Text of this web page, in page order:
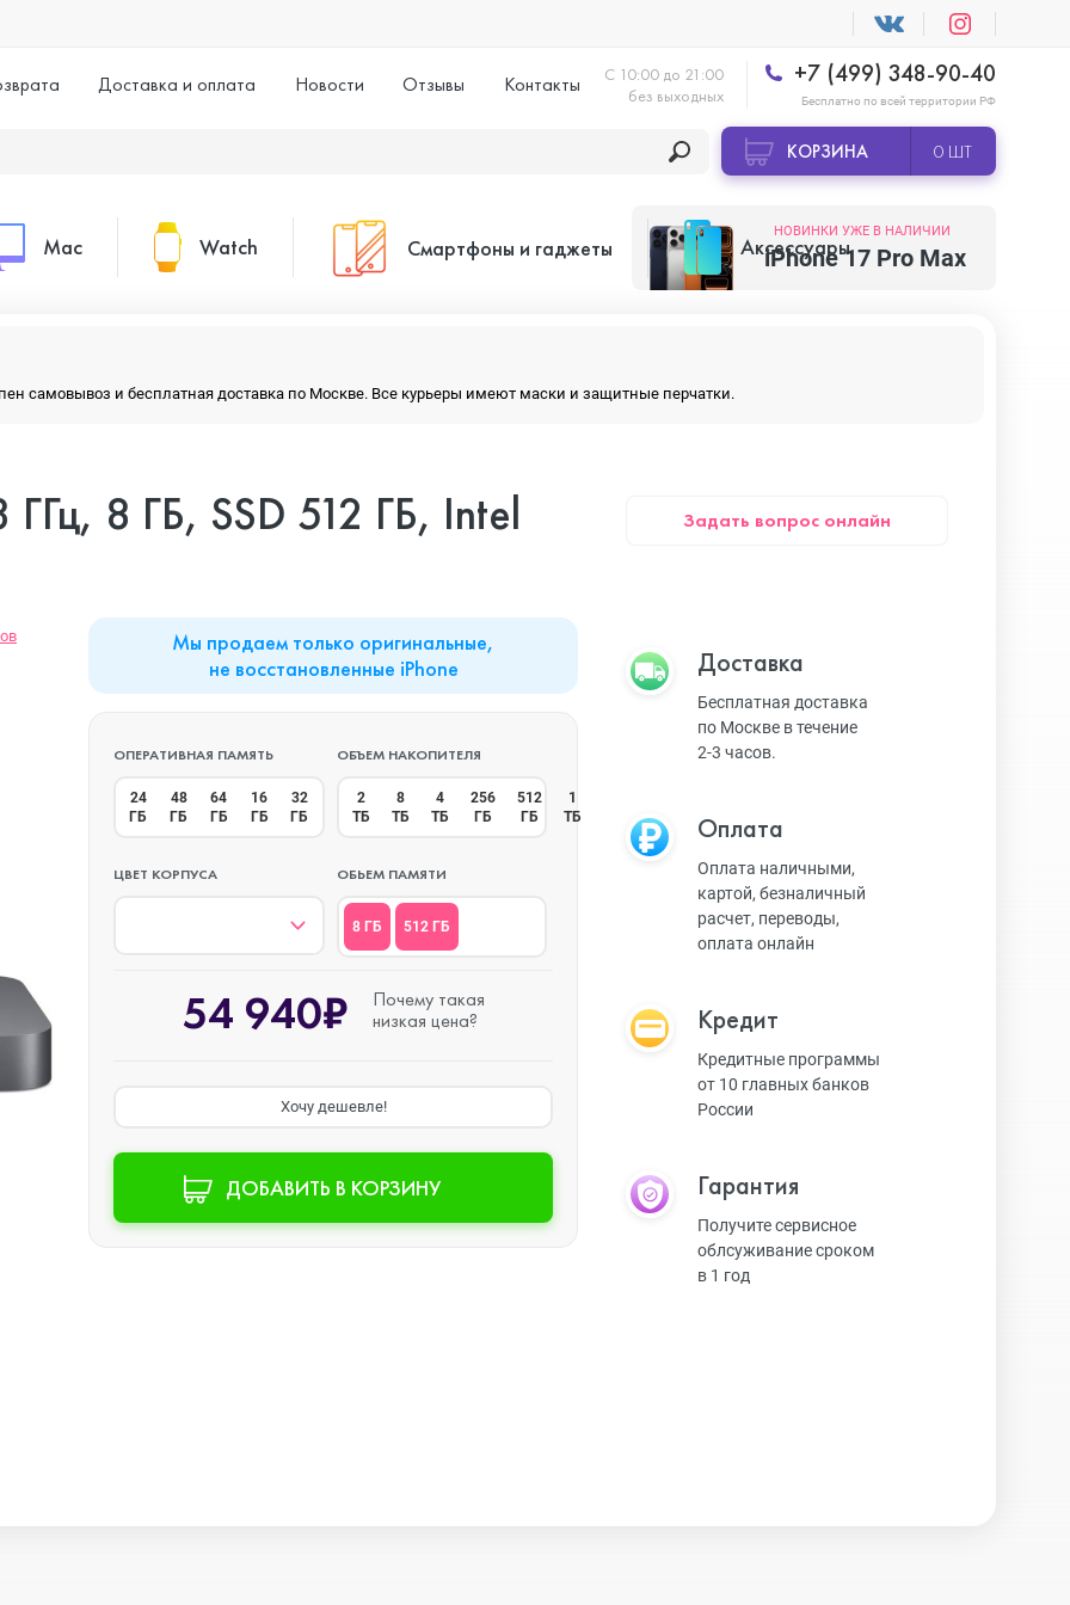
Доставка и оплата Новости Отзывы Контакты
С 10:00 до 21:00
без выходных
+7 (499) 348-90-40
Бесплатно по всей территории РФ
КОРЗИНА 0 ШТ
Mac
MacBook Neo
Mac mini
Watch
Watch Series 8
Watch Series 6
Watch Series 5
Watch SE 3
Watch SE 2
Watch SE
Смартфоны и гаджеты
Планшеты
Наушники
Аксессуары
Apple TV
Magic Keyboard
ЗУ и кабели
Игровые консоли
Ремешки для AW
НОВИНКИ УЖЕ В НАЛИЧИИ
iPhone 17 Pro Max
самовывоз и бесплатная доставка по Москве. Все курьеры имеют маски и защитные перчатки.
8 ГБ, SSD 512 ГБ, Intel
Мы продаем только оригинальные,
не восстановленные iPhone
ОПЕРАТИВНАЯ ПАМЯТЬ
24
ГБ
48
ГБ
64
ГБ
16
ГБ
32
ГБ
ОБЪЕМ НАКОПИТЕЛЯ
2
ТБ
8
ТБ
4
ТБ
256
ГБ
512
ГБ
1
ТБ
ЦВЕТ КОРПУСА ОБЬЕМ ПАМЯТИ
8 ГБ 512 ГБ
54 940₽
Почему такая
низкая цена?
Хочу дешевле!
ДОБАВИТЬ В КОРЗИНУ
Задать вопрос онлайн
Доставка
Бесплатная доставка
по Москве в течение
2-3 часов.
Оплата
Оплата наличными,
картой, безналичный
расчет, переводы,
оплата онлайн
Кредит
Кредитные программы
от 10 главных банков
России
Гарантия
Получите сервисное
облсуживание сроком
в 1 год